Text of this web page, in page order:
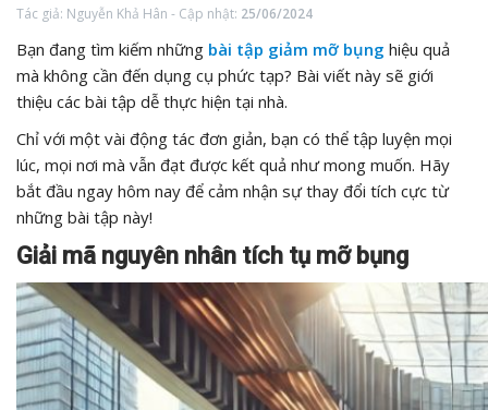
Tác giả: Nguyễn Khả Hân - Cập nhật: 25/06/2024
Bạn đang tìm kiếm những bài tập giảm mỡ bụng hiệu quả
mà không cần đến dụng cụ phức tạp? Bài viết này sẽ giới
thiệu các bài tập dễ thực hiện tại nhà.
Chỉ với một vài động tác đơn giản, bạn có thể tập luyện mọi
lúc, mọi nơi mà vẫn đạt được kết quả như mong muốn. Hãy
bắt đầu ngay hôm nay để cảm nhận sự thay đổi tích cực từ
những bài tập này!
Giải mã nguyên nhân tích tụ mỡ bụng